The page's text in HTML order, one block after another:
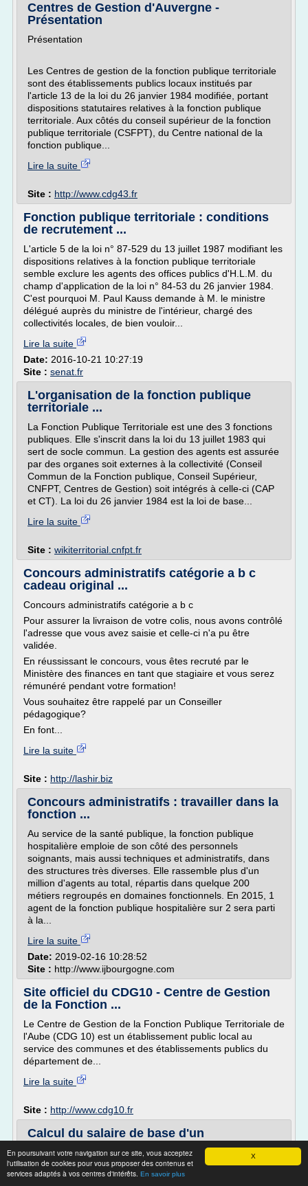
X
En poursuivant votre navigation sur ce site, vous acceptez
l'utilisation de cookies pour vous proposer des contenus et
services adaptés à vos centres d'intérêts. En savoir plus
Centres de Gestion d'Auvergne -
Présentation
Présentation
Les Centres de gestion de la fonction publique territoriale
sont des établissements publics locaux institués par
l'article 13 de la loi du 26 janvier 1984 modifiée, portant
dispositions statutaires relatives à la fonction publique
territoriale. Aux côtés du conseil supérieur de la fonction
publique territoriale (CSFPT), du Centre national de la
fonction publique...
Lire la suite
Site : http://www.cdg43.fr
Fonction publique territoriale : conditions
de recrutement ...
L'article 5 de la loi n° 87-529 du 13 juillet 1987 modifiant les
dispositions relatives à la fonction publique territoriale
semble exclure les agents des offices publics d'H.L.M. du
champ d'application de la loi n° 84-53 du 26 janvier 1984.
C'est pourquoi M. Paul Kauss demande à M. le ministre
délégué auprès du ministre de l'intérieur, chargé des
collectivités locales, de bien vouloir...
Lire la suite
Date: 2016-10-21 10:27:19
Site : senat.fr
L'organisation de la fonction publique
territoriale ...
La Fonction Publique Territoriale est une des 3 fonctions
publiques. Elle s'inscrit dans la loi du 13 juillet 1983 qui
sert de socle commun. La gestion des agents est assurée
par des organes soit externes à la collectivité (Conseil
Commun de la Fonction publique, Conseil Supérieur,
CNFPT, Centres de Gestion) soit intégrés à celle-ci (CAP
et CT). La loi du 26 janvier 1984 est la loi de base...
Lire la suite
Site : wikiterritorial.cnfpt.fr
Concours administratifs catégorie a b c
cadeau original ...
Concours administratifs catégorie a b c
Pour assurer la livraison de votre colis, nous avons contrôlé
l'adresse que vous avez saisie et celle-ci n'a pu être
validée.
En réussissant le concours, vous êtes recruté par le
Ministère des finances en tant que stagiaire et vous serez
rémunéré pendant votre formation!
Vous souhaitez être rappelé par un Conseiller
pédagogique?
En font...
Lire la suite
Site : http://lashir.biz
Concours administratifs : travailler dans la
fonction ...
Au service de la santé publique, la fonction publique
hospitalière emploie de son côté des personnels
soignants, mais aussi techniques et administratifs, dans
des structures très diverses. Elle rassemble plus d'un
million d'agents au total, répartis dans quelque 200
métiers regroupés en domaines fonctionnels. En 2015, 1
agent de la fonction publique hospitalière sur 2 sera parti
à la...
Lire la suite
Date: 2019-02-16 10:28:52
Site : http://www.ijbourgogne.com
Site officiel du CDG10 - Centre de Gestion
de la Fonction ...
Le Centre de Gestion de la Fonction Publique Territoriale de
l'Aube (CDG 10) est un établissement public local au
service des communes et des établissements publics du
département de...
Lire la suite
Site : http://www.cdg10.fr
Calcul du salaire de base d'un
Le salaire de base (ou traitement indiciaire) constitue le
socle de la rémunération des agents de la fonction